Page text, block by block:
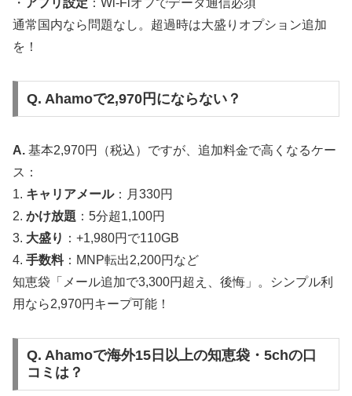
・ アプリ設定 ：Wi-Fiオフでデータ通信必須
通常国内なら問題なし。超過時は大盛りオプション追加
を！
Q. Ahamoで2,970円にならない？
A. 基本2,970円（税込）ですが、追加料金で高くなるケー
ス：
1. キャリアメール：月330円
2. かけ放題 ：5分超1,100円
3. 大盛り ：+1,980円で110GB
4. 手数料：MNP転出2,200円など
知恵袋「メール追加で3,300円超え、後悔」。シンプル利
用なら2,970円キープ可能！
Q. Ahamoで海外15日以上の知恵袋・5chの口
コミは？